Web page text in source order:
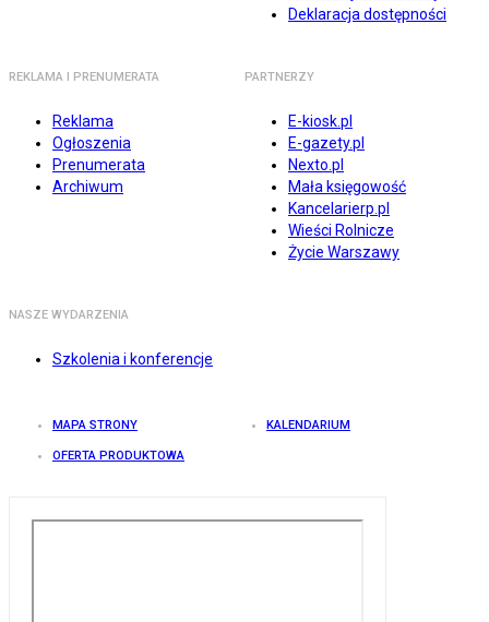
Deklaracja dostępności
REKLAMA I PRENUMERATA
Reklama
Ogłoszenia
Prenumerata
Archiwum
PARTNERZY
E-kiosk.pl
E-gazety.pl
Nexto.pl
Mała księgowość
Kancelarierp.pl
Wieści Rolnicze
Życie Warszawy
NASZE WYDARZENIA
Szkolenia i konferencje
MAPA STRONY KALENDARIUM
OFERTA PRODUKTOWA